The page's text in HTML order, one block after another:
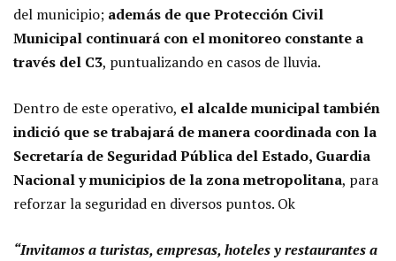
del municipio; además de que Protección Civil
Municipal continuará con el monitoreo constante a
través del C3, puntualizando en casos de lluvia.
Dentro de este operativo, el alcalde municipal también
indició que se trabajará de manera coordinada con la
Secretaría de Seguridad Pública del Estado, Guardia
Nacional y municipios de la zona metropolitana, para
reforzar la seguridad en diversos puntos. Ok
“Invitamos a turistas, empresas, hoteles y restaurantes a